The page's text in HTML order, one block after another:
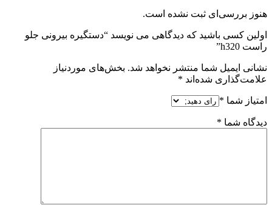
هنوز بررسی‌ای ثبت نشده است.
اولین کسی باشید که دیدگاهی می نویسد “دستگیره بیرونی جلو
راست h320”
نشانی ایمیل شما منتشر نخواهد شد. بخش‌های موردنیاز
علامت‌گذاری شده‌اند *
امتیاز شما *
دیدگاه شما *